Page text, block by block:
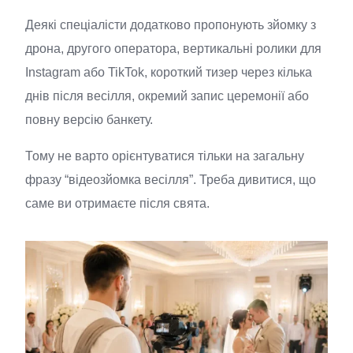
Деякі спеціалісти додатково пропонують зйомку з
дрона, другого оператора, вертикальні ролики для
Instagram або TikTok, короткий тизер через кілька
днів після весілля, окремий запис церемонії або
повну версію банкету.
Тому не варто орієнтуватися тільки на загальну
фразу “відеозйомка весілля”. Треба дивитися, що
саме ви отримаєте після свята.